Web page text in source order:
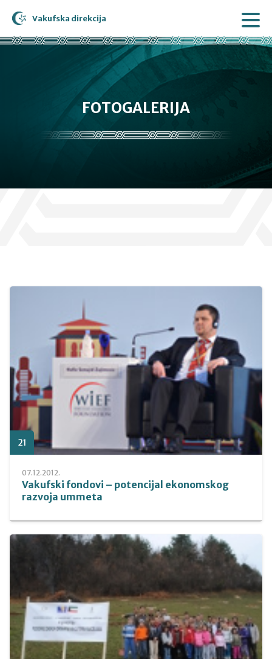
Vakufska direkcija
FOTOGALERIJA
21
07.12.2012.
Vakufski fondovi – potencijal ekonomskog
razvoja ummeta